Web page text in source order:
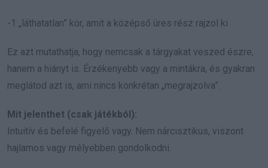
-1 „láthatatlan” kör, amit a középső üres rész rajzol ki
Ez azt mutathatja, hogy nemcsak a tárgyakat veszed észre,
hanem a hiányt is. Érzékenyebb vagy a mintákra, és gyakran
meglátod azt is, ami nincs konkrétan „megrajzolva”.
Mit jelenthet (csak játékból):
Intuitív és befelé figyelő vagy. Nem nárcisztikus, viszont
hajlamos vagy mélyebben gondolkodni.